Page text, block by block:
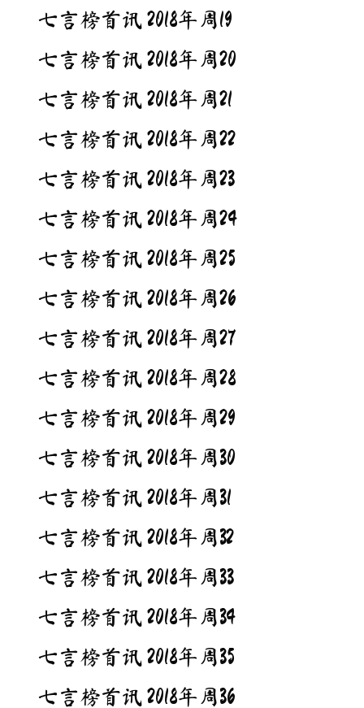
七言榜首讯 2018年周19
七言榜首讯 2018年周20
七言榜首讯 2018年周21
七言榜首讯 2018年周22
七言榜首讯 2018年周23
七言榜首讯 2018年周24
七言榜首讯 2018年周25
七言榜首讯 2018年周26
七言榜首讯 2018年周27
七言榜首讯 2018年周28
七言榜首讯 2018年周29
七言榜首讯 2018年周30
七言榜首讯 2018年周31
七言榜首讯 2018年周32
七言榜首讯 2018年周33
七言榜首讯 2018年周34
七言榜首讯 2018年周35
七言榜首讯 2018年周36